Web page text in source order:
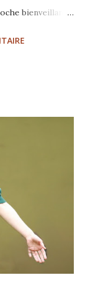
bienveillante
connexion
à se sentir
puissent plus